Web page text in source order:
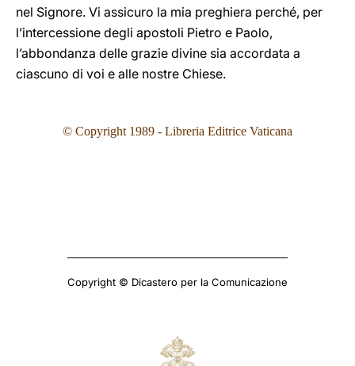
nel Signore. Vi assicuro la mia preghiera perché, per
l’intercessione degli apostoli Pietro e Paolo,
l’abbondanza delle grazie divine sia accordata a
ciascuno di voi e alle nostre Chiese.
© Copyright 1989 - Libreria Editrice Vaticana
Copyright © Dicastero per la Comunicazione